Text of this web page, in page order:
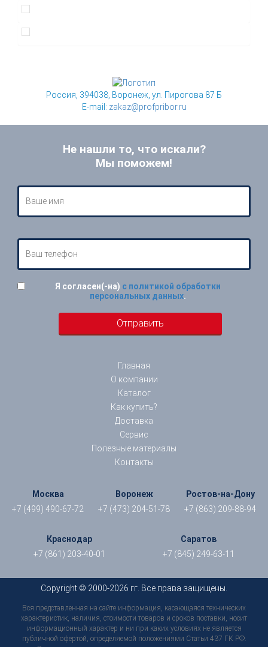
Россия, 394038, Воронеж, ул. Пирогова 87 Б
E-mail: zakaz@profpribor.ru
Не нашли то, что искали?
Мы поможем!
Я согласен(-на) с политикой обработки
персональных данных.
Главная
О компании
Каталог
Как купить?
Доставка
Сервис
Полезные материалы
Контакты
Москва
+7 (499) 490-67-72
Воронеж
+7 (473) 204-51-78
Ростов-на-Дону
+7 (863) 209-88-94
Краснодар
+7 (861) 203-40-01
Саратов
+7 (845) 249-63-11
Copyright © 2000-2026 гг. Все права защищены.
Вся представленная на сайте информация, касающаяся технических
характеристик, наличия, стоимости товаров и сроков поставки, носит
информационный характер и ни при каких условиях не является
публичной офертой, определяемой положениями Статьи 437 ГК РФ.